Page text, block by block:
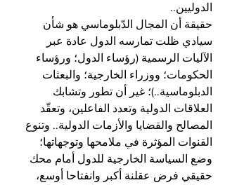
الدوليين..
حقيقة أن المجال الدّبلوماسي هو شأن
سيادي ظلت تمارسه الدول عادة عبر
الآليات الرسمية (رؤساء الدول؛ ورؤساء
الحكومات؛ ووزراء الخارجية؛ والبعثات
الدبلوماسية..)؛ غير أن تطور وتشابك
العلاقات الدولية وتعدد الفاعلين، وتعقّد
المصالح والقضايا والأزمات الدولية.. وتنوع
القنوات المؤثرة في ملامحها وتوجهاتها؛
وضع السياسة الخارجية للدول أمام محك
حقيقي فرض عقلنة أكبر وانفتاحا أوسع،